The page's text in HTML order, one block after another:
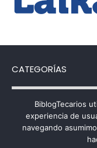
CATEGORÍAS
Categorías
BiblogTecarios
experiencia de
navegando